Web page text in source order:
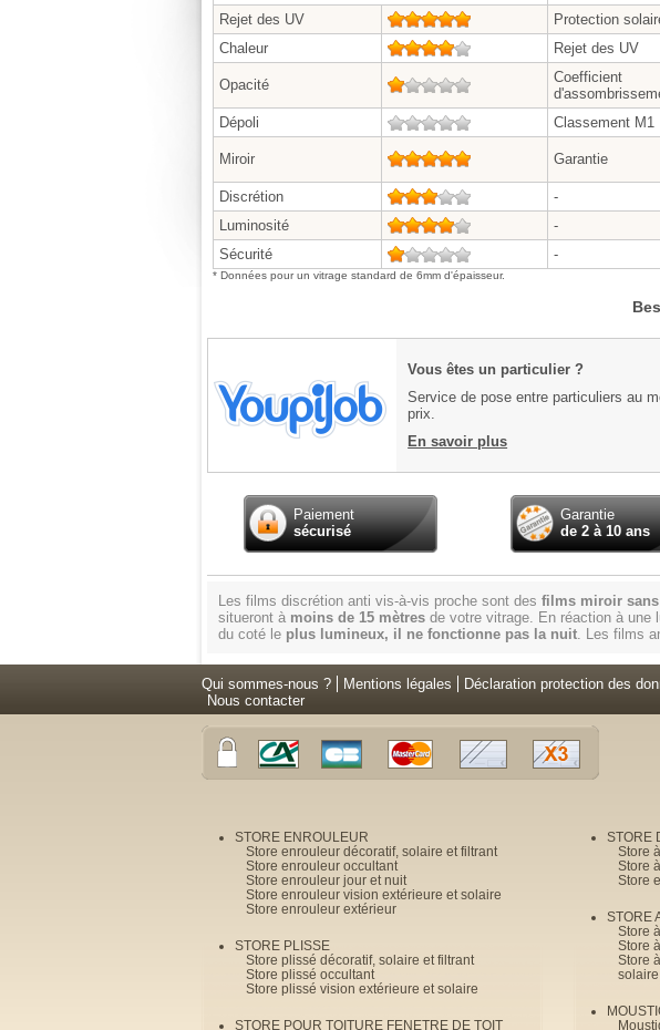
Rejet des UV
Protection
Chaleur
Rejet des UV
Opacité
Coefficient
Dépoli Classement M1
Miroir Garantie
Discrétion
-
Luminosité
-
Sécurité
-
* Données pour un vitrage standard de 6mm d'épaisseur.
Vous êtes un particulier ?
Service de pose entre particuliers au
prix.
En savoir plus
Paiement
sécurisé
Garantie
de 2 à 10 ans
Les films discrétion anti vis-à-vis proche sont des films miroir
situeront à moins de 15 mètres de votre vitrage. En réaction à une
du coté le plus lumineux, il ne fonctionne pas la nuit. Les films
Qui sommes-nous ? Mentions légales Déclaration protection des
Nous contacter
STORE ENROULEUR
Store enrouleur décoratif, solaire et filtrant
Store enrouleur occultant
Store enrouleur jour et nuit
Store enrouleur vision extérieure et solaire
Store enrouleur extérieur
STORE PLISSE
Store plissé décoratif, solaire et filtrant
Store plissé occultant
Store plissé vision extérieure et solaire
STORE POUR TOITURE FENETRE DE TOIT
STORE
Store
Store
Store
STORE
Store
Store
Store
solaire